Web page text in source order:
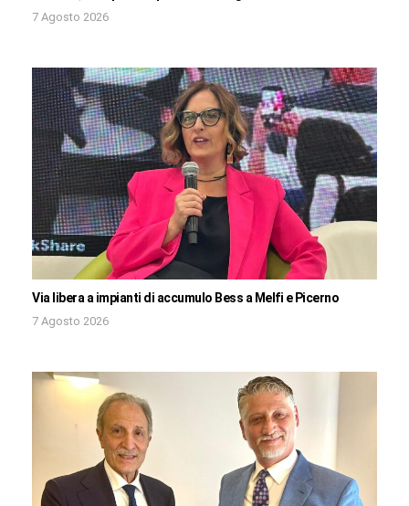
7 Agosto 2026
Via libera a impianti di accumulo Bess a Melfi e Picerno
7 Agosto 2026